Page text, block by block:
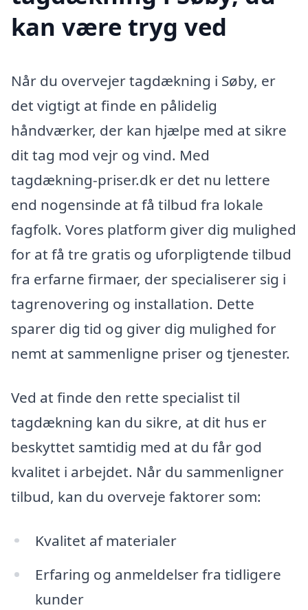
kan være tryg ved
Når du overvejer tagdækning i Søby, er
det vigtigt at finde en pålidelig
håndværker, der kan hjælpe med at sikre
dit tag mod vejr og vind. Med
tagdækning-priser.dk er det nu lettere
end nogensinde at få tilbud fra lokale
fagfolk. Vores platform giver dig mulighed
for at få tre gratis og uforpligtende tilbud
fra erfarne firmaer, der specialiserer sig i
tagrenovering og installation. Dette
sparer dig tid og giver dig mulighed for
nemt at sammenligne priser og tjenester.
Ved at finde den rette specialist til
tagdækning kan du sikre, at dit hus er
beskyttet samtidig med at du får god
kvalitet i arbejdet. Når du sammenligner
tilbud, kan du overveje faktorer som:
Kvalitet af materialer
Erfaring og anmeldelser fra tidligere
kunder